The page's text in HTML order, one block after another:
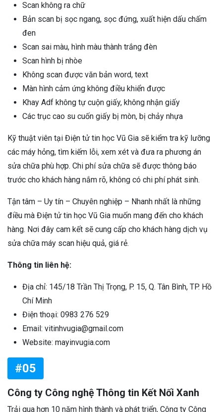
Scan không ra chữ
Bản scan bị sọc ngang, sọc đứng, xuất hiện dấu chấm
đen
Scan sai màu, hình màu thành trắng đèn
Scan hình bị nhòe
Không scan được văn bản word, text
Màn hình cảm ứng không điều khiển được
Khay Adf không tự cuộn giấy, không nhận giấy
Các trục cao su cuốn giấy bị mòn, bị chảy nhựa
Kỹ thuật viên tại Điện tử tin học Vũ Gia sẽ kiểm tra kỹ lưỡng
các máy hỏng, tìm kiếm lỗi, xem xét và đưa ra phương án
sửa chữa phù hợp. Chi phí sửa chữa sẽ được thông báo
trước cho khách hàng nắm rõ, không có chi phí phát sinh.
Tận tâm – Uy tín – Chuyên nghiệp – Nhanh nhất là những
điều mà Điện tử tin học Vũ Gia muốn mang đến cho khách
hàng. Nơi đây cam kết sẽ cung cấp cho khách hàng dịch vụ
sửa chữa máy scan hiệu quả, giá rẻ.
Thông tin liên hệ:
Địa chỉ: 145/18 Trần Thị Trọng, P. 15, Q. Tân Bình, TP. Hồ
Chí Minh
Điện thoại: 0983 276 529
Email: vitinhvugia@gmail.com
Website: mayinvugia.com
#05
Công ty Công nghệ Thông tin Kết Nối Xanh
Trải qua hơn 10 năm hình thành và phát triển, Công ty Công